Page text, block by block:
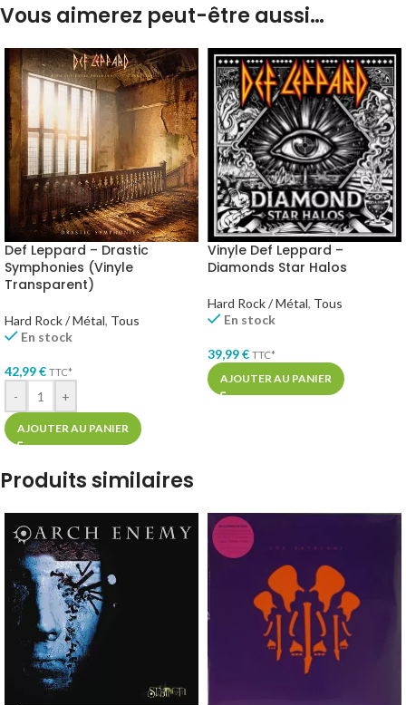
Vous aimerez peut-être aussi…
Def Leppard – Drastic
Symphonies (Vinyle
Transparent)
Hard Rock / Métal, Tous
En stock
42,99€ TTC*
- +
AJOUTER AU PANIER
Vinyle Def Leppard –
Diamonds Star Halos
Hard Rock / Métal, Tous
En stock
39,99€ TTC*
AJOUTER AU PANIER
Produits similaires